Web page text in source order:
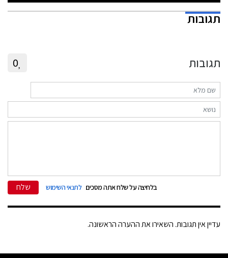
תגובות
תגובות 0
בלחיצה על שלח אתה מסכים לתנאי השימוש שלח
עדיין אין תגובות. השאירו את ההערה הראשונה.